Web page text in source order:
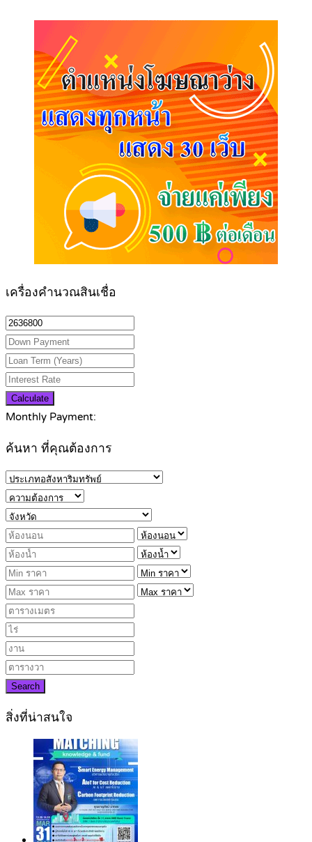
เครื่องคำนวณสินเชื่อ
Calculate
Monthly Payment:
ค้นหา ที่คุณต้องการ
Search
สิ่งที่น่าสนใจ